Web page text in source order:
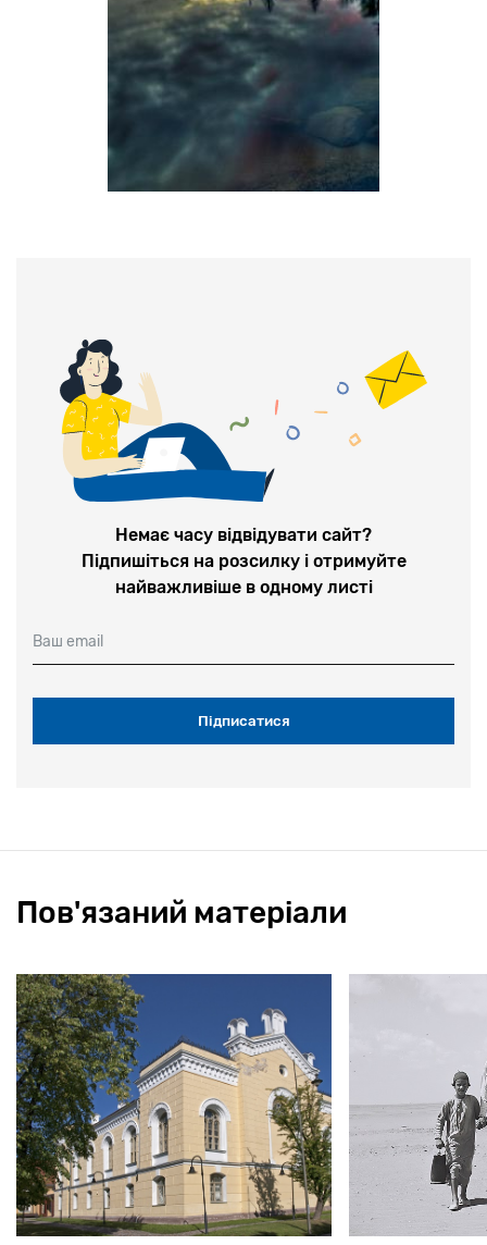
Немає часу відвідувати сайт?
Підпишіться на розсилку і отримуйте
найважливіше в одному листі
Ваш email
Пов'язаний матеріали